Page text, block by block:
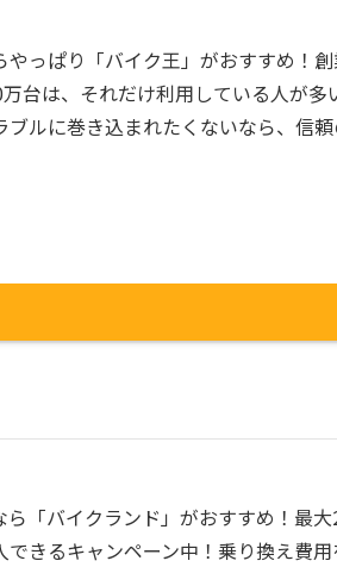
っぱり「バイク王」がおすすめ！
台は、それだけ利用している人が多
ルに巻き込まれたくないなら、信
ら「バイクランド」がおすすめ！最
きるキャンペーン中！乗り換え費